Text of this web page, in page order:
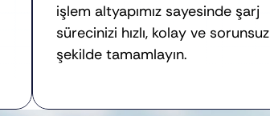
işlem altyapımız sayesinde şarj
sürecinizi hızlı, kolay ve sorunsuz
şekilde tamamlayın.